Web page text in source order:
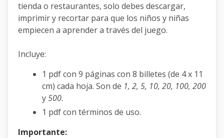
tienda o restaurantes, solo debes descargar,
imprimir y recortar para que los niños y niñas
empiecen a aprender a través del juego.
Incluye:
1 pdf con 9 páginas con 8 billetes (de 4 x 11
cm) cada hoja. Son de 1, 2, 5, 10, 20, 100, 200
y500.
1 pdf con términos de uso.
Importante: